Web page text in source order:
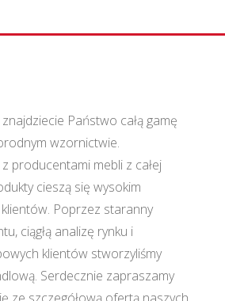
Państwo całą gamę
wzornictwie.
producentami mebli z całej
cieszą się wysokim
Poprzez staranny
ciągłą analizę rynku i
klientów stworzyliśmy
Serdecznie zapraszamy